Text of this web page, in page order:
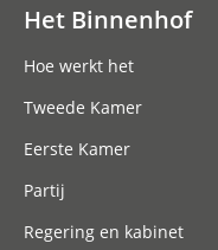
Het Binnenhof
Hoe werkt het
Tweede Kamer
Eerste Kamer
Partij
Regering en kabinet